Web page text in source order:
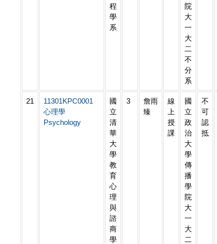
程
學
系
院
大
一
大
二
不
分
系
21
11301KPC0001
心理學
Psychology
國
立
清
華
大
學
教
育
心
理
與
諮
商
學
3
詹雨
臻
線
上
授
課
國
立
政
治
大
學
傳
播
學
院
大
一
大
二
不
可
認
抵